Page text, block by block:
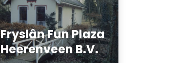
Fryslân Fun Plaza
Heerenveen B.V.